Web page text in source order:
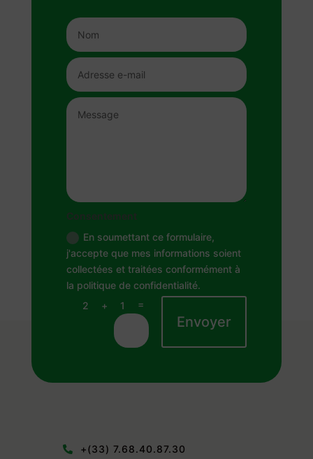
Consentement
En soumettant ce formulaire,
j'accepte que mes informations soient
collectées et traitées conformément à
la politique de confidentialité.
2 + 1
=
Envoyer
 +(33) 7.68.40.87.30